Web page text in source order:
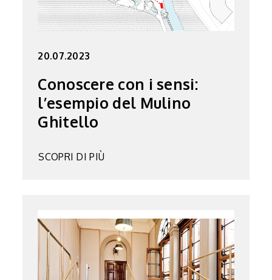
20.07.2023
Conoscere con i sensi:
l’esempio del Mulino
Ghitello
SCOPRI DI PIÙ